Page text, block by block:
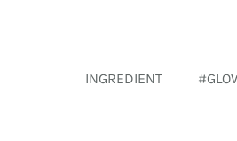
INGREDIENT